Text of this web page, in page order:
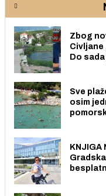
Zbog
Civljane
Do
Sve
osim
KNJIGA